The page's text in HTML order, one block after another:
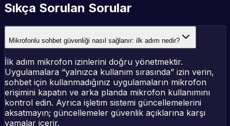
Sıkça Sorulan Sorular
Mikrofonlu sohbet güvenliği nasıl sağlanır: ilk adım nedir?
İlk adım mikrofon izinlerini doğru yönetmektir.
Uygulamalara “yalnızca kullanım sırasında” izin verin,
sohbet için kullanmadığınız uygulamaların mikrofon
erişimini kapatın ve arka planda mikrofon kullanımını
kontrol edin. Ayrıca işletim sistemi güncellemelerini
aksatmayın; güncellemeler güvenlik açıklarına karşı
yamalar içerir.